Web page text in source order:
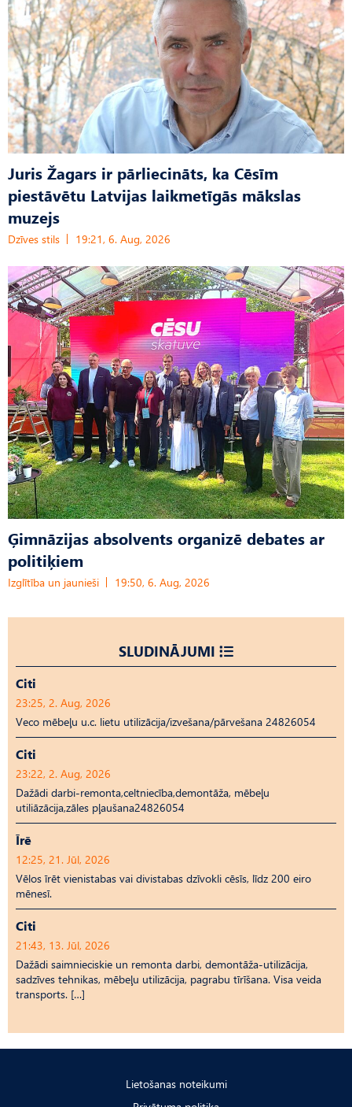
Juris Žagars ir pārliecināts, ka Cēsīm
piestāvētu Latvijas laikmetīgās mākslas
muzejs
Dzīves stils 19:21, 6. Aug, 2026
Ģimnāzijas absolvents organizē debates ar
politiķiem
Izglītība un jaunieši 19:50, 6. Aug, 2026
SLUDINĀJUMI
Citi
23:25, 2. Aug, 2026
Veco mēbeļu u.c. lietu utilizācija/izvešana/pārvešana 24826054
Citi
23:22, 2. Aug, 2026
Dažādi darbi-remonta,celtniecība,demontāža, mēbeļu
utiliāzācija,zāles pļaušana24826054
Īrē
12:25, 21. Jūl, 2026
Vēlos īrēt vienistabas vai divistabas dzīvokli cēsīs, līdz 200 eiro
mēnesī.
Citi
21:43, 13. Jūl, 2026
Dažādi saimnieciskie un remonta darbi, demontāža-utilizācija,
sadzīves tehnikas, mēbeļu utilizācija, pagrabu tīrīšana. Visa veida
transports. […]
Lietošanas noteikumi